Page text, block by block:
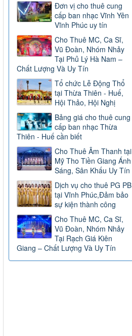
Đơn vị cho thuê cung
cấp ban nhạc Vĩnh Yên
Vĩnh Phúc uy tín
Cho Thuê MC, Ca Sĩ,
Vũ Đoàn, Nhóm Nhảy
Tại Phủ Lý Hà Nam –
Chất Lượng Và Uy Tín
Tổ chức Lễ Động Thổ
tại Thừa Thiên - Huế,
Hội Thảo, Hội Nghị
Bảng giá cho thuê cung
cấp ban nhạc Thừa
Thiên - Huế cần biết
Cho Thuê Âm Thanh tại
Mỹ Tho Tiền Giang Ánh
Sáng, Sân Khấu Uy Tín
Dịch vụ cho thuê PG PB
tại Vĩnh Phúc,Đảm bảo
sự kiện thành công
Cho Thuê MC, Ca Sĩ,
Vũ Đoàn, Nhóm Nhảy
Tại Rạch Giá Kiên
Giang – Chất Lượng Và Uy Tín